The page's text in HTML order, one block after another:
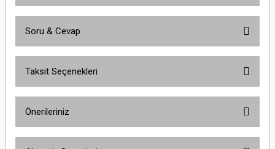
Soru & Cevap
Taksit Seçenekleri
Önerileriniz